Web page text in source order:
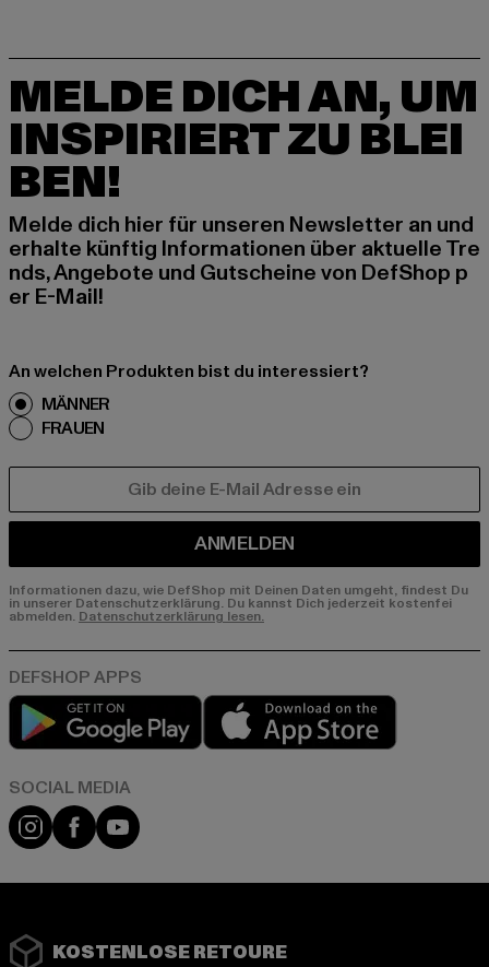
MELDE DICH AN, UM
INSPIRIERT ZU BLEI
BEN!
Melde dich hier für unseren Newsletter an und
erhalte künftig Informationen über aktuelle Tre
nds, Angebote und Gutscheine von DefShop p
er E-Mail!
An welchen Produkten bist du interessiert?
MÄNNER
FRAUEN
ANMELDEN
Informationen dazu, wie DefShop mit Deinen Daten umgeht, findest Du
in unserer Datenschutzerklärung. Du kannst Dich jederzeit kostenfei
abmelden. Datenschutzerklärung lesen.
Play market
Instagram
FacebookYouTube
KOSTENLOSE RETOURE